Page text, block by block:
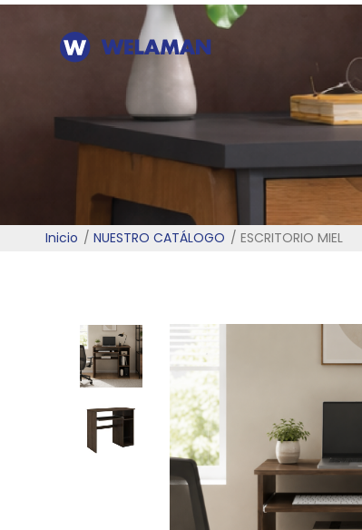
Inicio NUESTRO CATÁLOGO ESCRITORIO MIEL